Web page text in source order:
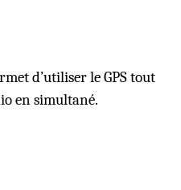
d’utiliser le GPS tout
en simultané.